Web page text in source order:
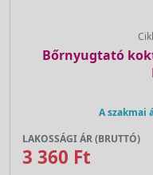
Bőrnyugtató
A szakmai
LAKOSSÁGI ÁR (BRUTTÓ)
3 360 Ft